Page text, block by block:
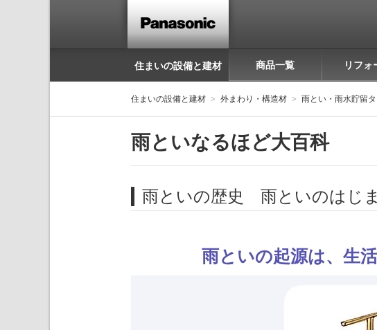
住まいの設備と建材 商品一覧 リフォ
住まいの設備と建材 外まわり・構造材 雨とい・雨水貯留
雨といなるほど大百科
雨といの歴史 雨といのはじ
雨といの起源は、生